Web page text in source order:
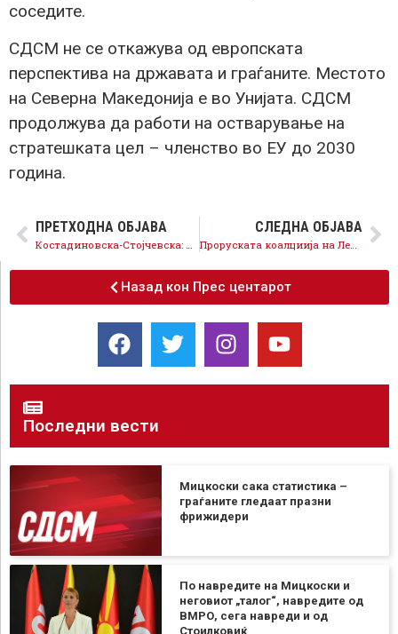
соседите.
СДСМ не се откажува од европската
перспектива на државата и граѓаните. Местото
на Северна Македонија е во Унијата. СДСМ
продолжува да работи на остварување на
стратешката цел – членство во ЕУ до 2030
година.
ПРЕТХОДНА ОБЈАВА СЛЕДНА ОБЈАВА
Проруската коалциија на Левица и ДПМНЕ и наштети на земјата, исто како Букурешт 2008-ма
Назад кон Прес центарот
Последни вести
Мицкоски сака статистика –
граѓаните гледаат празни
фрижидери
По навредите на Мицкоски и
неговиот „талог“, навредите од
ВМРО, сега навреди и од
Стоилковиќ